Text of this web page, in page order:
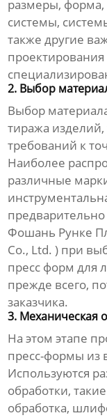
размеры,
системы,
также другие
2. Выбор
Выбор
тиража изделий,
требований к
Наиболее
различные
Фошань Рунке
Co., Ltd. ) при
пресс форм для
прежде всего,
заказчика.
3. Механическая
На этом этапе
пресс-формы из
Используются
обработки,
обработка,